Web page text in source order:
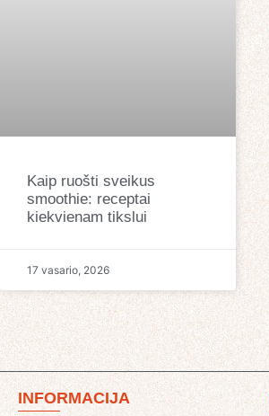
Kaip ruošti sveikus
smoothie: receptai
kiekvienam tikslui
17 vasario, 2026
INFORMACIJA